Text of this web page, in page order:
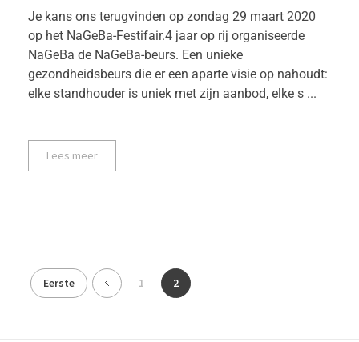
Je kans ons terugvinden op zondag 29 maart 2020
op het NaGeBa-Festifair.4 jaar op rij organiseerde
NaGeBa de NaGeBa-beurs. Een unieke
gezondheidsbeurs die er een aparte visie op nahoudt:
elke standhouder is uniek met zijn aanbod, elke s ...
Lees meer
Eerste 1 2